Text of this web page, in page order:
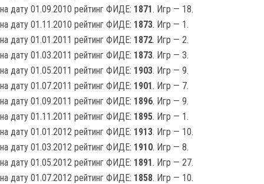
на дату 01.09.2010 рейтинг ФИДЕ: 1871. Игр — 18.
на дату 01.11.2010 рейтинг ФИДЕ: 1873. Игр — 1.
на дату 01.01.2011 рейтинг ФИДЕ: 1872. Игр — 2.
на дату 01.03.2011 рейтинг ФИДЕ: 1873. Игр — 3.
на дату 01.05.2011 рейтинг ФИДЕ: 1903. Игр — 9.
на дату 01.07.2011 рейтинг ФИДЕ: 1901. Игр — 7.
на дату 01.09.2011 рейтинг ФИДЕ: 1896. Игр — 9.
на дату 01.11.2011 рейтинг ФИДЕ: 1895. Игр — 1.
на дату 01.01.2012 рейтинг ФИДЕ: 1913. Игр — 10.
на дату 01.03.2012 рейтинг ФИДЕ: 1910. Игр — 8.
на дату 01.05.2012 рейтинг ФИДЕ: 1891. Игр — 27.
на дату 01.07.2012 рейтинг ФИДЕ: 1858. Игр — 10.